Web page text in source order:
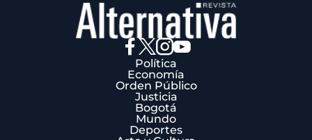
Política
Economía
Orden Público
Justicia
Bogotá
Mundo
Deportes